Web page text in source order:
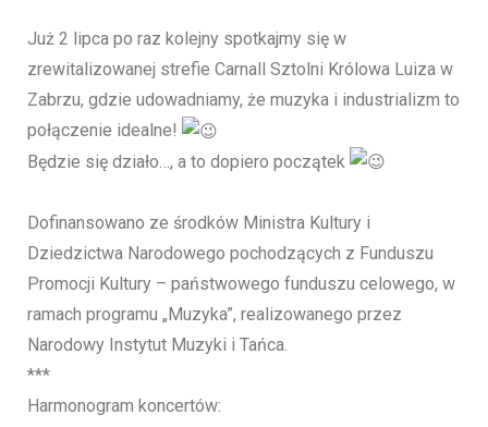
Już 2 lipca po raz kolejny spotkajmy się w
zrewitalizowanej strefie Carnall Sztolni Królowa Luiza w
Zabrzu, gdzie udowadniamy, że muzyka i industrializm to
połączenie idealne!
Będzie się działo…, a to dopiero początek
Dofinansowano ze środków Ministra Kultury i
Dziedzictwa Narodowego pochodzących z Funduszu
Promocji Kultury – państwowego funduszu celowego, w
ramach programu „Muzyka”, realizowanego przez
Narodowy Instytut Muzyki i Tańca.
***
Harmonogram koncertów: